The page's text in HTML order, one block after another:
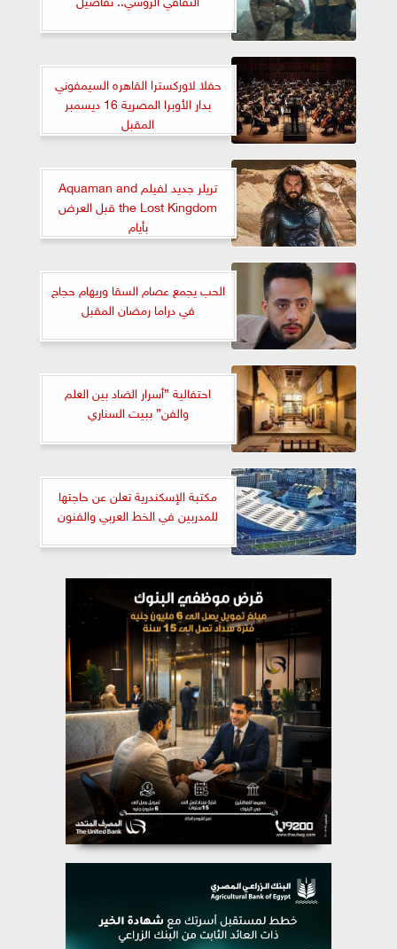
حفلا لاوركسترا القاهره السيمفوني
بدار الأوبرا المصرية 16 ديسمبر
المقبل
تريلر جديد لفيلم Aquaman and
the Lost Kingdom قبل العرض
بأيام
الحب يجمع عصام السقا وريهام حجاج
في دراما رمضان المقبل
احتفالية ”أسرار الضاد بين العلم
والفن” ببيت السناري
مكتبة الإسكندرية تعلن عن حاجتها
للمدربين في الخط العربي والفنون